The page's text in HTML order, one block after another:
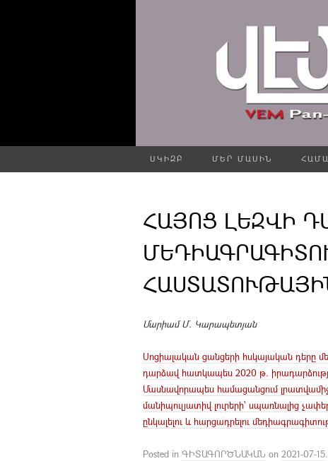
ՍԿԻԶԲ ՄԵՐ ՄԱՍԻՆ
ՀԱՅՈՑ ԼԵԶՎԻ
Մարիամ Մ. Կարապետյան
Սոցիալական ցանցերի հսկայական դերը
դարձավ հատկապես 2020 թ.
Մասնավորապես համացանցում
մանիպուլյատիվ լուրերի՝ սպառնալից
ընկալելու և հարցադրելու
Posted in ԳԻՏԱԳՈՐԾՆԱԿԱՆ on 2021-07-15.